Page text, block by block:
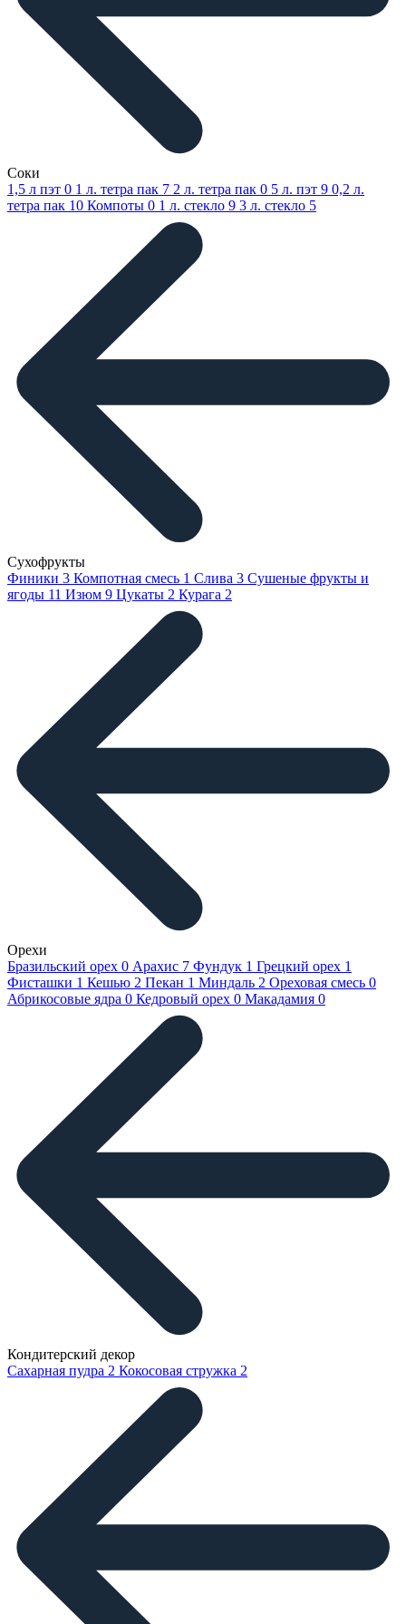
Соки
1,5 л пэт 0 1 л. тетра пак 7 2 л. тетра пак 0 5 л. пэт 9 0,2 л.
тетра пак 10 Компоты 0 1 л. стекло 9 3 л. стекло 5
Сухофрукты
Финики 3 Компотная смесь 1 Слива 3 Сушеные фрукты и
ягоды 11 Изюм 9 Цукаты 2 Курага 2
Орехи
Бразильский орех 0 Арахис 7 Фундук 1 Грецкий орех 1
Фисташки 1 Кешью 2 Пекан 1 Миндаль 2 Ореховая смесь 0
Абрикосовые ядра 0 Кедровый орех 0 Макадамия 0
Кондитерский декор
Сахарная пудра 2 Кокосовая стружка 2